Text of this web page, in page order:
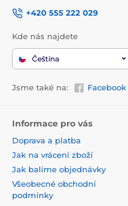
+420 555 222 029
Kde nás najdete
Čeština
Jsme také na: Facebook
Informace pro vás
Doprava a platba
Jak na vrácení zboží
Jak balíme objednávky
Všeobecné obchodní
podmínky